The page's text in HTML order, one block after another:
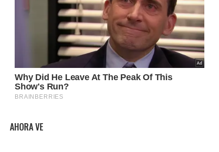
AHORA VE